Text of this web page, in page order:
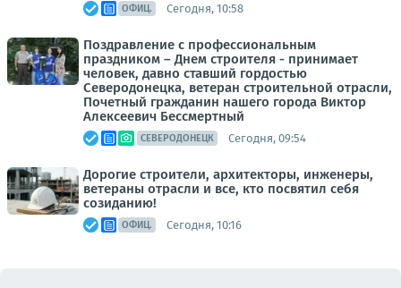
ОФИЦ. Сегодня, 10:58
Поздравление с профессиональным
праздником – Днем строителя - принимает
человек, давно ставший гордостью
Северодонецка, ветеран строительной отрасли,
Почетный гражданин нашего города Виктор
Алексеевич Бессмертный
СЕВЕРОДОНЕЦК Сегодня, 09:54
Дорогие строители, архитекторы, инженеры,
ветераны отрасли и все, кто посвятил себя
созиданию!
ОФИЦ. Сегодня, 10:16